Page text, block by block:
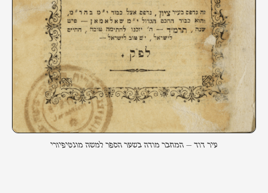
עיר דוד – המחבר מודה בשער הספר למשה מונטיפיורי